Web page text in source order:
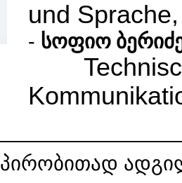
und
- სოფიო
პირობითად